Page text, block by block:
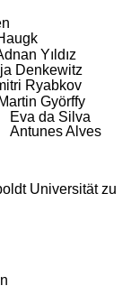
Yıldız
Denkewitz
Ryabkov
Martin Györffy
Eva da Silva
Antunes Alves
Universität zu